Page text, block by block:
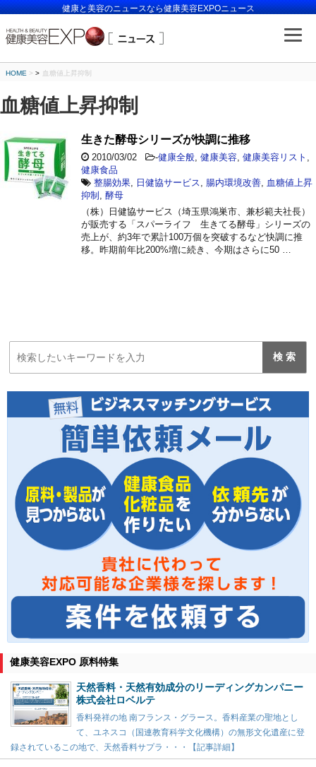
健康と美容のニュースなら健康美容EXPOニュース
HOME > 血糖値上昇抑制
血糖値上昇抑制
生きた酵母シリーズが快調に推移
2010/03/02 -健康全般 健康美容 健康美容リスト
健康食品
整腸効果
日健協サービス 腸内環境改善 血糖値上昇
抑制
酵母
（株）日健協サービス（埼玉県鴻巣市、兼杉範夫社長）
が販売する「スパーライフ 生きてる酵母」シリーズの
売上が、約3年で累計100万個を突破するなど快調に推
移。昨期前年比200%増に続き、今期はさらに50 …
健康美容EXPO 原料特集
天然香料・天然有効成分のリーディングカンパニー
株式会社ロベルテ
香料発祥の地 南フランス・グラース。香料産業の聖地とし
て、ユネスコ（国連教育科学文化機構）の無形文化遺産に登
録されているこの地で、天然香料サプラ・・・【記事詳細】